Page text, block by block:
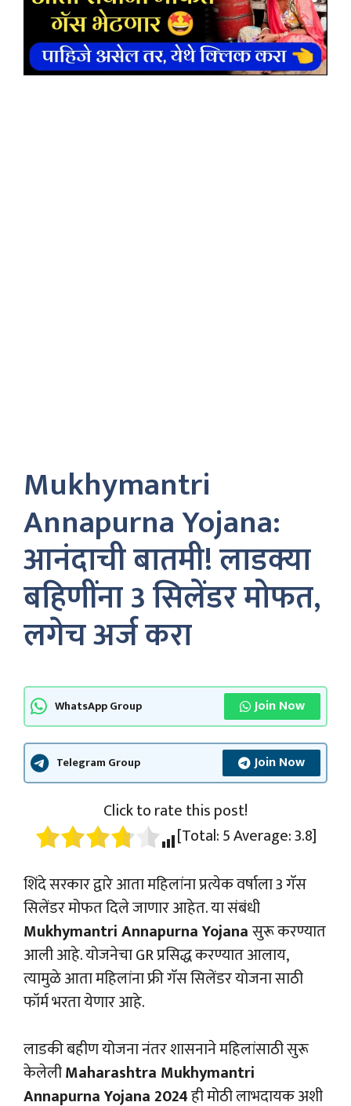
Mukhymantri
Annapurna Yojana:
आनंदाची बातमी! लाडक्या
बहिणींना 3 सिलेंडर मोफत,
लगेच अर्ज करा
WhatsApp Group Join Now
Telegram Group Join Now
Click to rate this post!
[Total:5Average:3.8]
शिंदे सरकार द्वारे आता महिलांना प्रत्येक वर्षाला 3 गॅस
सिलेंडर मोफत दिले जाणार आहेत. या संबंधी
Mukhymantri Annapurna Yojanaसुरू करण्यात
आली आहे. योजनेचा GR प्रसिद्ध करण्यात आलाय,
त्यामुळे आता महिलांना फ्री गॅस सिलेंडर योजना साठी
फॉर्म भरता येणार आहे.
लाडकी बहीण योजना नंतर शासनाने महिलांसाठी सुरू
केलेलीMaharashtra Mukhymantri
Annapurna Yojana 2024ही मोठी लाभदायक अशी